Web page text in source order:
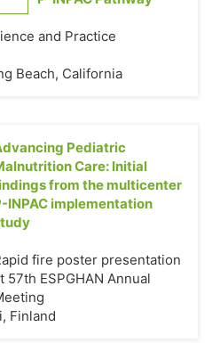
and Practice
Beach, California
Pediatric
Care: Initial
from the multicenter
INPAC implementation
fire poster presentation
57th ESPGHAN Annual
Finland